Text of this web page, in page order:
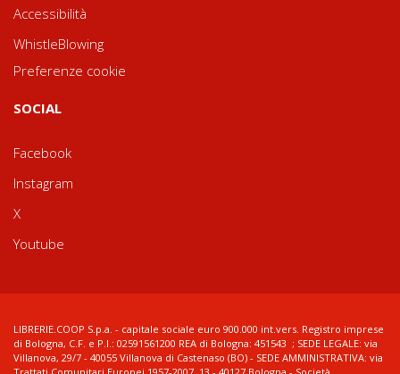
Accessibilità
WhistleBlowing
Preferenze cookie
SOCIAL
Facebook
Instagram
X
Youtube
LIBRERIE.COOP S.p.a. - capitale sociale euro 900.000 int.vers. Registro imprese
di Bologna, C.F. e P.I.: 02591561200 REA di Bologna: 451543 ; SEDE LEGALE: via
Villanova, 29/7 - 40055 Villanova di Castenaso (BO) - SEDE AMMINISTRATIVA: via